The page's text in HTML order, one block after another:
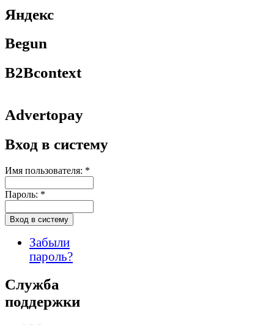
Яндекс
Begun
B2Bcontext
Advertopay
Вход в систему
Имя пользователя: *
Пароль: *
Забыли
пароль?
Служба
поддержки